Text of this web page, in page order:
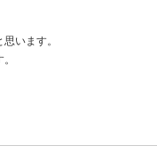
場合、
因があるはずで、
で
たりします。